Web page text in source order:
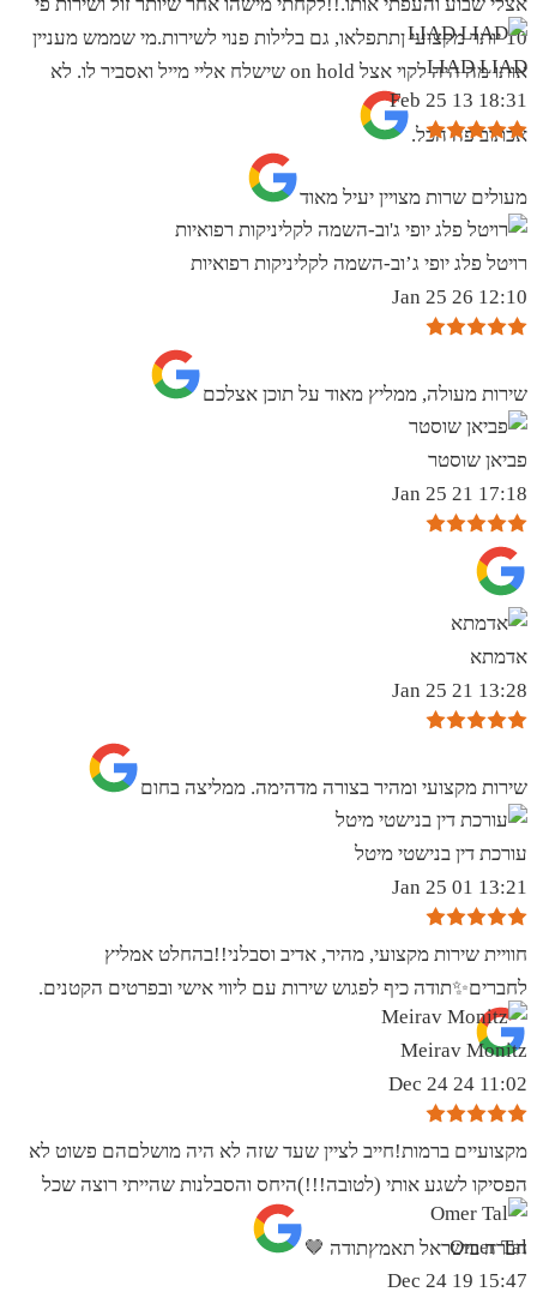
אצלי שבוע והעפתי אותו.!!לקחתי מישהו אחר שיותר זול ושירות פי
10 יותר מקצועי ןתתפלאו, גם בלילות פנוי לשירות.מי שממש מעניין
אותו מה היה לקוי אצל on hold שישלח אליי מייל ואסביר לו. לא
אכתוב פה הכל.
LIAD LIAD
18:31 13 Feb 25
מעולים שרות מצויין יעיל מאוד
רויטל פלג יופי ג’וב-השמה לקליניקות רפואיות
12:10 26 Jan 25
שירות מעולה, ממליץ מאוד על תוכן אצלכם
פביאן שוסטר
17:18 21 Jan 25
אדמתא
13:28 21 Jan 25
שירות מקצועי ומהיר בצורה מדהימה. ממליצה בחום
עורכת דין בנישטי מיטל
13:21 01 Jan 25
חוויית שירות מקצועי, מהיר, אדיב וסבלני!!בהחלט אמליץ
לחברים✨️תודה כיף לפגוש שירות עם ליווי אישי ובפרטים הקטנים.
Meirav Monitz
11:02 24 Dec 24
מקצועיים ברמות!חייב לציין שעד שזה לא היה מושלםהם פשוט לא
הפסיקו לשגע אותי (לטובה!!!)היחס והסבלנות שהייתי רוצה שכל
חברה בישראל תאמץתודה 🤎
Omer Tal
15:47 19 Dec 24